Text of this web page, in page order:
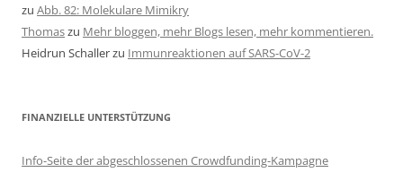
zu Abb. 82: Molekulare Mimikry
Thomaszu Mehr bloggen, mehr Blogs lesen, mehr kommentieren.
Heidrun Schallerzu Immunreaktionen auf SARS-CoV-2
FINANZIELLE UNTERSTÜTZUNG
Info-Seite der abgeschlossenen Crowdfunding-Kampagne